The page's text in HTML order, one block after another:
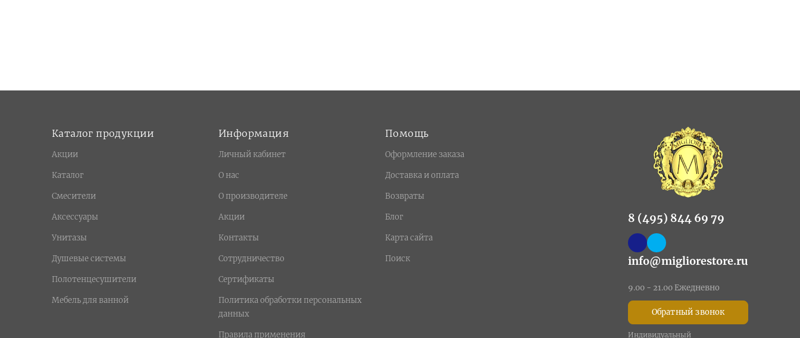
Каталог продукции
Акции
Каталог
Смесители
Аксессуары
Унитазы
Душевые системы
Полотенцесушители
Мебель для ванной
Информация
Личный кабинет
О нас
О производителе
Акции
Контакты
Сотрудничество
Сертификаты
Политика обработки персональных
данных
Правила применения
Помощь
Оформление заказа
Доставка и оплата
Возвраты
Блог
Карта сайта
Поиск
8 (495) 844 69 79
info@migliorestore.ru
9.00 - 21.00 Ежедневно
Обратный звонок
Индивидуальный